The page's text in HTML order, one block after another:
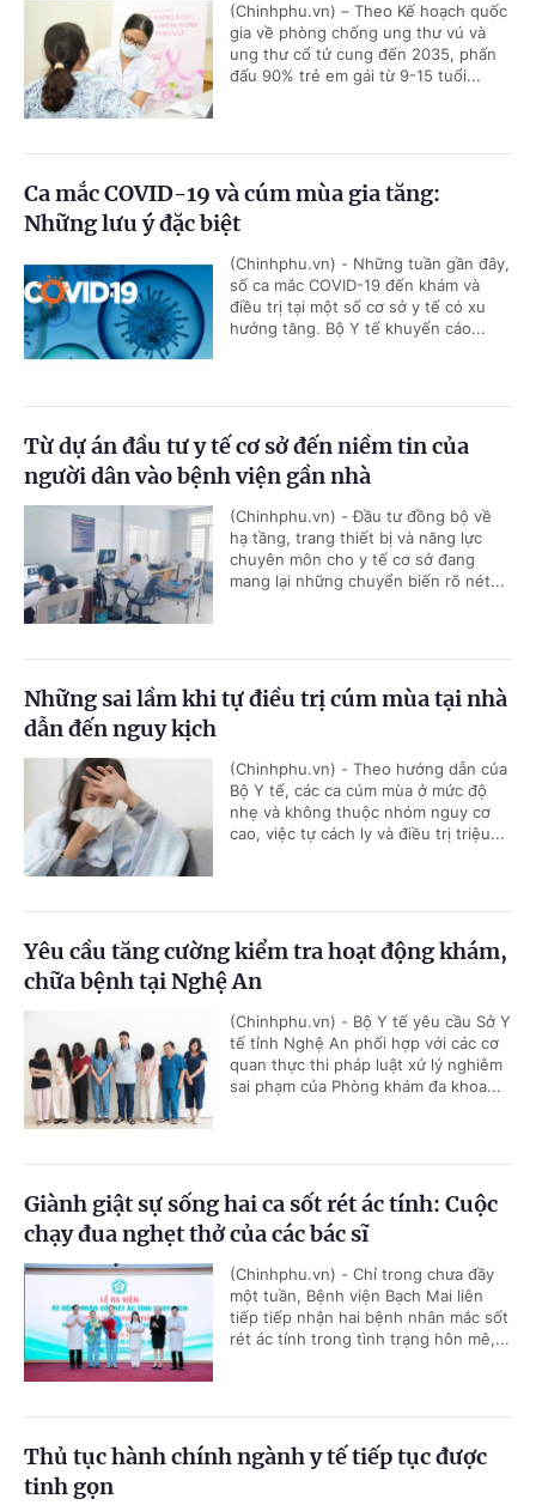
(Chinhphu.vn) – Theo Kế hoạch quốc
gia về phòng chống ung thư vú và
ung thư cổ tử cung đến 2035, phấn
đấu 90% trẻ em gái từ 9-15 tuổi...
Ca mắc COVID-19 và cúm mùa gia tăng:
Những lưu ý đặc biệt
(Chinhphu.vn) - Những tuần gần đây,
số ca mắc COVID-19 đến khám và
điều trị tại một số cơ sở y tế có xu
hướng tăng. Bộ Y tế khuyến cáo...
Từ dự án đầu tư y tế cơ sở đến niềm tin của
người dân vào bệnh viện gần nhà
(Chinhphu.vn) - Đầu tư đồng bộ về
hạ tầng, trang thiết bị và năng lực
chuyên môn cho y tế cơ sở đang
mang lại những chuyển biến rõ nét...
Những sai lầm khi tự điều trị cúm mùa tại nhà
dẫn đến nguy kịch
(Chinhphu.vn) - Theo hướng dẫn của
Bộ Y tế, các ca cúm mùa ở mức độ
nhẹ và không thuộc nhóm nguy cơ
cao, việc tự cách ly và điều trị triệu...
Yêu cầu tăng cường kiểm tra hoạt động khám,
chữa bệnh tại Nghệ An
(Chinhphu.vn) - Bộ Y tế yêu cầu Sở Y
tế tỉnh Nghệ An phối hợp với các cơ
quan thực thi pháp luật xử lý nghiêm
sai phạm của Phòng khám đa khoa...
Giành giật sự sống hai ca sốt rét ác tính: Cuộc
chạy đua nghẹt thở của các bác sĩ
(Chinhphu.vn) - Chỉ trong chưa đầy
một tuần, Bệnh viện Bạch Mai liên
tiếp tiếp nhận hai bệnh nhân mắc sốt
rét ác tính trong tình trạng hôn mê,...
Thủ tục hành chính ngành y tế tiếp tục được
tinh gọn